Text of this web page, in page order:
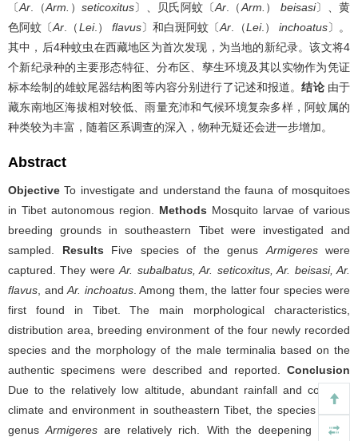
〔Ar .（Arm. ） seticoxitus〕、贝氏阿蚊〔Ar.（Arm. ） beisasi〕、黄
色阿蚊〔Ar .（Lei.） flavus〕和白斑阿蚊〔Ar .（Lei.） inchoatus〕。
其中，后4种蚊虫在西藏地区为首次发现，为当地的新纪录。该文将4
个新纪录种的主要形态特征、分布区、孳生环境及其以实物作为凭证
标本绘制的雄蚊尾器结构图等内容分别进行了记述和报道。结论由于
藏东南地区海拔相对较低、雨量充沛和气候环境复杂多样，阿蚊属的
种类较为丰富，随着区系调查的深入，物种无疑还会进一步增加。
Abstract
Objective To investigate and understand the fauna of mosquitoes
in Tibet autonomous region. Methods Mosquito larvae of various
breeding grounds in southeastern Tibet were investigated and
sampled. Results Five species of the genus Armigereswere
captured. They wereAr. subalbatus, Ar. seticoxitus, Ar. beisasi, Ar.
flavus , and Ar. inchoatus. Among them, the latter four species were
first found in Tibet. The main morphological characteristics,
distribution area, breeding environment of the four newly recorded
species and the morphology of the male terminalia based on the
authentic specimens were described and reported. Conclusion
Due to the relatively low altitude, abundant rainfall and complex
climate and environment in southeastern Tibet, the species of the
genusArmigeres are relatively rich. With the deepening of the